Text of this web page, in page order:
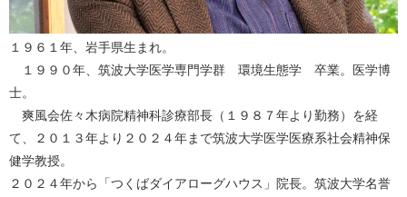
１９６１年、岩手県生まれ。
１９９０年、筑波大学医学専門学群 環境生態学 卒業。医学博
士。
爽風会佐々木病院精神科診療部長（１９８７年より勤務）を経
て、
２０１３年より２０２４年まで筑波大学医学医療系社会精神保
健学教授。
２０２４年から「つくばダイアローグハウス」院長。 筑波大学名誉